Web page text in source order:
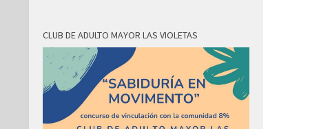
CLUB DE ADULTO MAYOR LAS VIOLETAS